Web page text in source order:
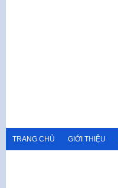
TRANG CHỦ GIỚI THIỆU